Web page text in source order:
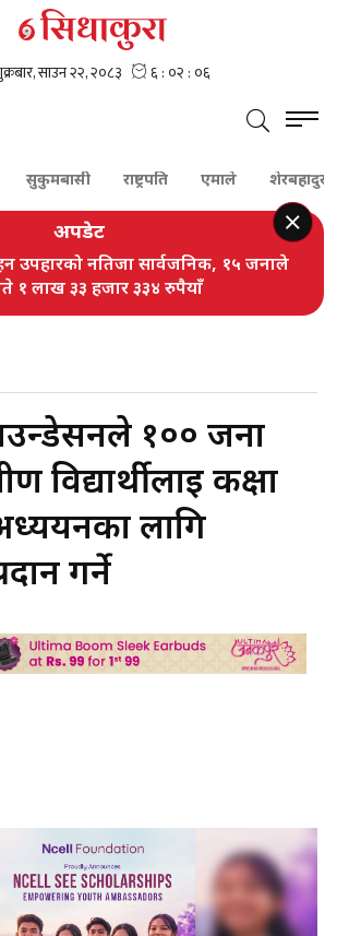
राष्ट्रपति एमाले शेरबहादुर देउवा
अपडेट
उपहारको नतिजा सार्वजनिक, १५ जनाले
१ लाख ३३ हजार ३३४ रुपैयाँ
१०० जना
विद्यार्थीलाई कक्षा
लागि
गर्ने